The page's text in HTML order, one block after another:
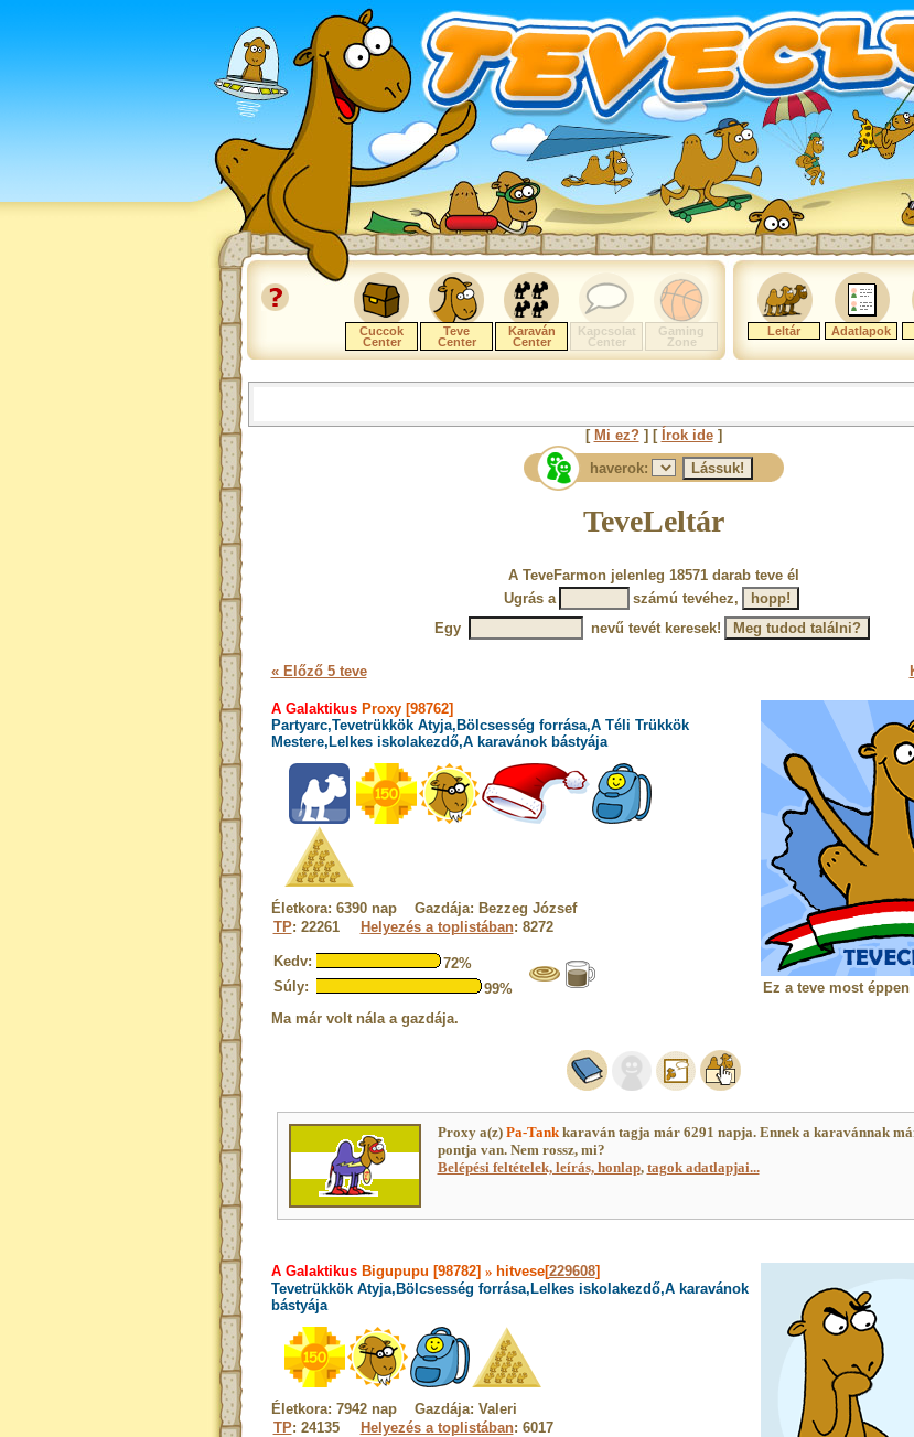
Cuccok
Center
Teve
Center
Karaván
Center
Kapcsolat
Center
Gaming
Zone
Leltár Adatlapok
[ Mi ez?] [ Írok ide]
haverok:
TeveLeltár
A TeveFarmon jelenleg 18571 darab teve él
Ugrás a
számú tevéhez,
Egy
nevű tevét keresek!
« Előző 5 teve
A GalaktikusProxy [98762]
Partyarc,Tevetrükkök Atyja,Bölcsesség forrása,A Téli Trükkök
Mestere,Lelkes iskolakezdő,A karavánok bástyája
Életkora: 6390 nap Gazdája: Bezzeg József
TP: 22261 Helyezés a toplistában: 8272
Kedv:
72%
Súly:
99%
Ma már volt nála a gazdája.
Ez a teve most
Proxy a(z) Pa-Tankkaraván tagja már 6291 napja. Ennek a karavánnak
pontja van. Nem rossz, mi?
Belépési feltételek, leírás, honlap, tagok adatlapjai...
A GalaktikusBigupupu [98782] » hitvese[229608]
Tevetrükkök Atyja,Bölcsesség forrása,Lelkes iskolakezdő,A karavánok
bástyája
Életkora: 7942 nap Gazdája: Valeri
TP: 24135 Helyezés a toplistában: 6017